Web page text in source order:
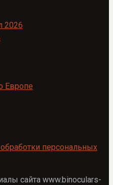
2026
Европе
персональных
сайта www.binoculars-